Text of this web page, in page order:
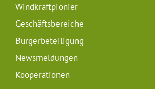
Windkraftpionier
Geschäftsbereiche
Bürgerbeteiligung
Newsmeldungen
Kooperationen